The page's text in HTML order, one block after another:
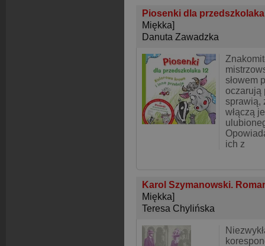
Piosenki dla
Miękka]
Danuta Zawadzka
słowem
oczarują
sprawią,
włączą
ich z
Karol Szymanowski.
Miękka]
Teresa Chylińska